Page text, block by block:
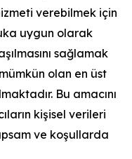
verebilmek için
uygun olarak
sağlamak
olan en üst
Bu amacını
kişisel verileri
ve koşullarda